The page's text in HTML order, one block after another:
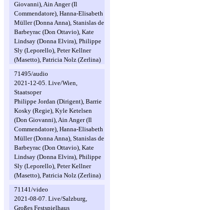
Giovanni), Ain Anger (Il
Commendatore), Hanna-Elisabeth
Müller (Donna Anna), Stanislas de
Barbeyrac (Don Ottavio), Kate
Lindsay (Donna Elvira), Philippe
Sly (Leporello), Peter Kellner
(Masetto), Patricia Nolz (Zerlina)
71495/audio
2021-12-05. Live/Wien,
Staatsoper
Philippe Jordan (Dirigent), Barrie
Kosky (Regie), Kyle Ketelsen
(Don Giovanni), Ain Anger (Il
Commendatore), Hanna-Elisabeth
Müller (Donna Anna), Stanislas de
Barbeyrac (Don Ottavio), Kate
Lindsay (Donna Elvira), Philippe
Sly (Leporello), Peter Kellner
(Masetto), Patricia Nolz (Zerlina)
71141/video
2021-08-07. Live/Salzburg,
Großes Festspielhaus